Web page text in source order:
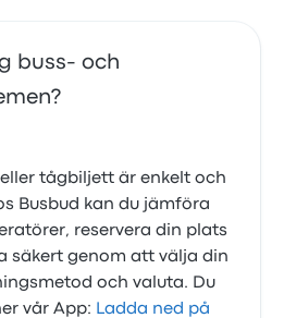
buss- och
tågbiljett är enkelt och
Busbud kan du jämföra
reservera din plats
säkert genom att välja din
och valuta. Du
vår App: Ladda ned på